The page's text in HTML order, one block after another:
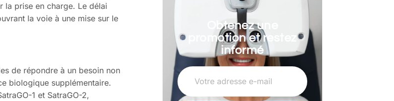
la prise en charge. Le délai
la voie à une mise sur le
de répondre à un besoin non
biologique supplémentaire.
1 et SatraGO-2,
Obtenez une
promotion et restez
informé